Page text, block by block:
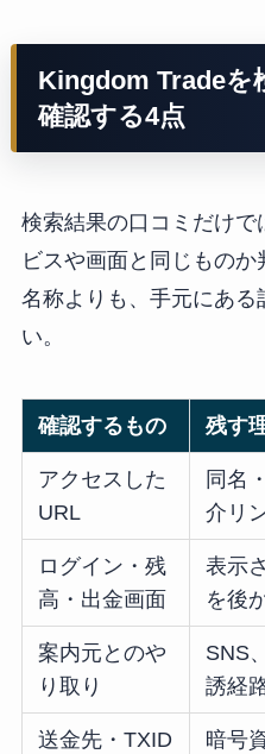
Kingdom Tradeを
確認する4点
検索結果の口コミだけ
ビスや画面と同じもの
名称よりも、手元にある
い。
確認するもの 残す
アクセスした
URL
同名
介リ
ログイン・残
高・出金画面
表示
を後
案内元とのや
り取り
SNS
誘経
送金先・TXID
暗号